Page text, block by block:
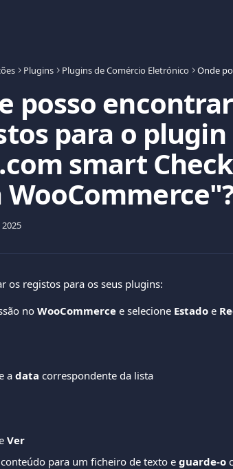
Plugins Plugins de Comércio Eletrónico
posso
para o plugin
smart
os registos para os seus plugins:
no WooCommerce e selecione Estado e
a data correspondente da lista
Ver
para um ficheiro de texto e guarde-o